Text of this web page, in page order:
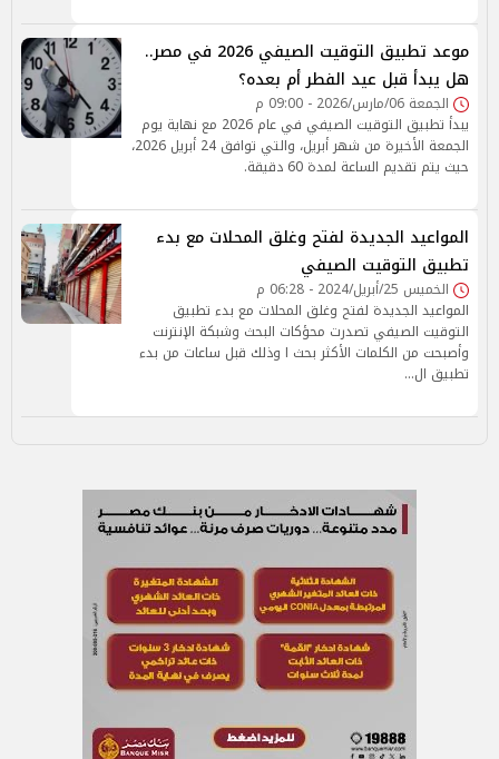
موعد تطبيق التوقيت الصيفي 2026 في مصر..
هل يبدأ قبل عيد الفطر أم بعده؟
الجمعة 06/مارس/2026 - 09:00 م
يبدأ تطبيق التوقيت الصيفي في عام 2026 مع نهاية يوم
الجمعة الأخيرة من شهر أبريل، والتي توافق 24 أبريل 2026،
حيث يتم تقديم الساعة لمدة 60 دقيقة.
المواعيد الجديدة لفتح وغلق المحلات مع بدء
تطبيق التوقيت الصيفي
الخميس 25/أبريل/2024 - 06:28 م
المواعيد الجديدة لفتح وغلق المحلات مع بدء تطبيق
التوقيت الصيفي تصدرت محؤكات البحث وشبكة الإنترنت
وأصبحت من الكلمات الأكثر بحث ا وذلك قبل ساعات من بدء
تطبيق ال…